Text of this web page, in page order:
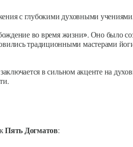
с глубокими духовными
во время жизни». Оно было
традиционными мастерами
в сильном акценте на
Пять Догматов: